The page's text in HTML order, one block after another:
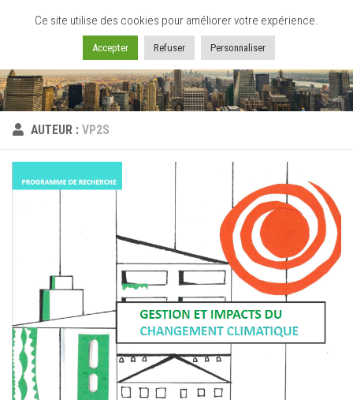
Skip to content
AUTEUR : VP2S
Ce site utilise des cookies pour améliorer votre expérience.
Accepter Refuser Personnaliser